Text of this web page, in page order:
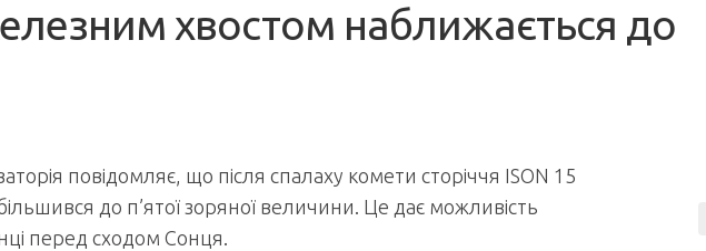
хвостом наближається до
повідомляє, що після спалаху комети сторіччя ІSON 15
до п’ятої зоряної величини. Це дає можливість
перед сходом Сонця.